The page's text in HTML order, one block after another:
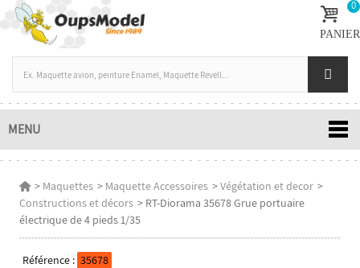
0
PANIER
MENU
> Maquettes > Maquette Accessoires >Végétation et decor >
Constructions et décors > RT-Diorama 35678 Grue portuaire
électrique de 4 pieds 1/35
Référence : 35678